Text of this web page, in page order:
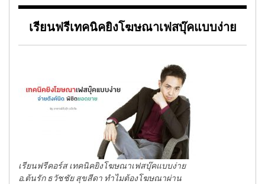
เรียนฟรีเทคนิคยิงโฆษณาเฟสบุ๊คแบบง่าย
เรียนฟรีคอร์ส เทคนิคยิงโฆษณาเฟสบุ๊คแบบง่าย
อ.ต้นรัก ธวัชชัย สุขสีดา ทำไมต้องโฆษณาผ่าน